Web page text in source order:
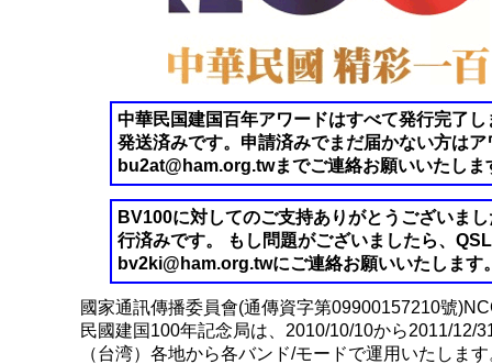
中華民国建国百年アワードはすべて発行完了
発送済みです。申請済みでまだ届かない方は
bu2at@ham.org.twまでご連絡お願いいたしま
BV100に対してのご支持ありがとうございま
行済みです。 もし問題がございましたら、
bv2ki@ham.org.twにご連絡お願いいたします
國家通訊傳播委員會(通傳資字第09900157210號
民國建国100年記念局は、2010/10/10から2011/12/
（台湾）各地から各バンド/モードで運用いたしま